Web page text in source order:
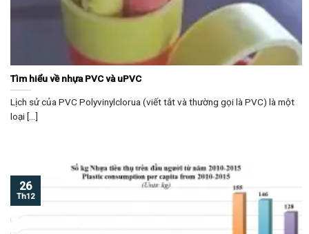
Tìm hiểu về nhựa PVC và uPVC
Lịch sử của PVC Polyvinylclorua (viết tắt và thường gọi là PVC) là một
loại [...]
26
Th12